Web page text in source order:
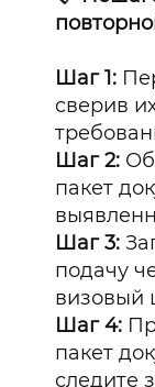
Шаг 1:
сверив
Шаг 2:
пакет
Шаг 3:
подачу
визовый
Шаг 4:
пакет
следите